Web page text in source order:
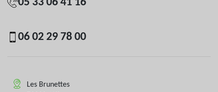
05 33 06 41 16
06 02 29 78 00
Les Brunettes